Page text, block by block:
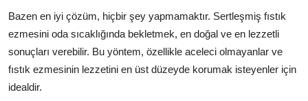
Bazen en iyi çözüm, hiçbir şey yapmamaktır. Sertleşmiş fıstık
ezmesini oda sıcaklığında bekletmek, en doğal ve en lezzetli
sonuçları verebilir. Bu yöntem, özellikle aceleci olmayanlar ve
fıstık ezmesinin lezzetini en üst düzeyde korumak isteyenler için
idealdir.